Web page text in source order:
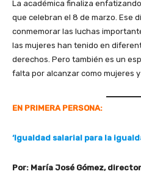
La académica finaliza
que celebran el 8 de marzo. Ese
conmemorar las luchas
las mujeres han tenido en
derechos. Pero también es un
falta por alcanzar como mujeres y
EN PRIMERA PERSONA:
‘Igualdad salarial para la
Por: María José Gómez,